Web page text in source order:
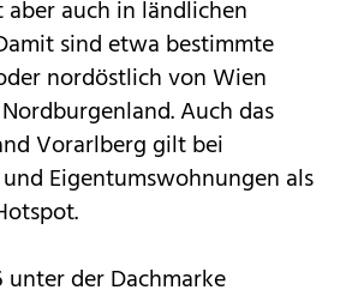
auch in ländlichen
sind etwa bestimmte
nordöstlich von Wien
Auch das
Vorarlberg gilt bei
Eigentumswohnungen als
unter der Dachmarke